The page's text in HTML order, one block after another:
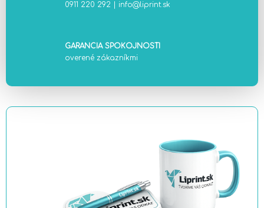
0911 220 292
info@liprint.sk
GARANCIA SPOKOJNOSTI
overené zákazníkmi